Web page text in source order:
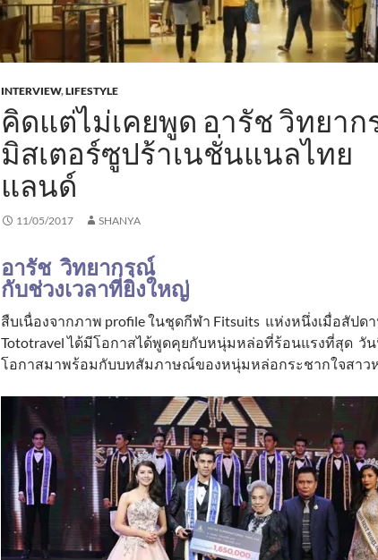
INTERVIEW,LIFESTYLE
คิดแต่ไม่เคยพูด อารัช วิทยา
มิสเตอร์ซูปร้าเนชั่นแนลไทย
แลนด์
11/05/2017 SHANYA
อารัช วิทยากรณ์
กับช่วงเวลาที่ยิ่งใหญ่
สืบเนื่องจากภาพ profile ในชุดกีฬา Fitsuits แห่งหนึ่งเมื่อสัปด
Tototravel ได้มีโอกาสได้พูดคุยกับหนุ่มหล่อที่ร้อนแรงที่สุด วั
โอกาสมาพร้อมกับบทสัมภาษณ์ของหนุ่มหล่อกระชากใจสาว